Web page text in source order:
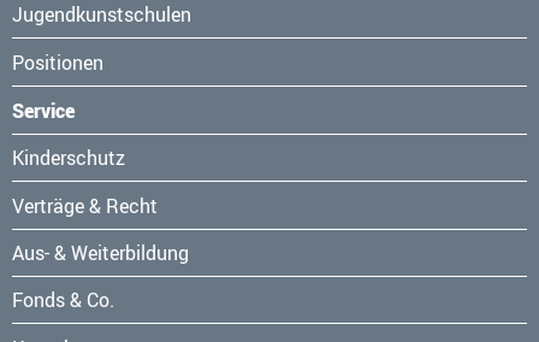
Jugendkunstschulen
Positionen
Service
Navigation
überspringen
Kinderschutz
Verträge & Recht
Aus- & Weiterbildung
Fonds & Co.